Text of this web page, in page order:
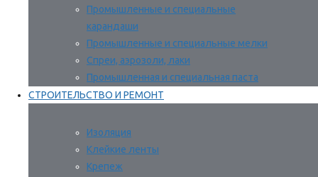
Промышленные и специальные
карандаши
Промышленные и специальные мелки
Спреи, аэрозоли, лаки
Промышленная и специальная паста
СТРОИТЕЛЬСТВО И РЕМОНТ
Изоляция
Клейкие ленты
Крепеж